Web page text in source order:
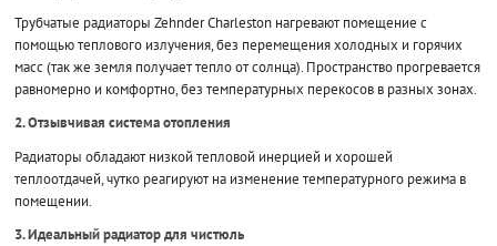
Трубчатые радиаторы Zehnder Charleston нагревают помещение с
помощью теплового излучения, без перемещения холодных и горячих
масс (так же земля получает тепло от солнца). Пространство прогревается
равномерно и комфортно, без температурных перекосов в разных зонах.
2. Отзывчивая система отопления
Радиаторы обладают низкой тепловой инерцией и хорошей
теплоотдачей, чутко реагируют на изменение температурного режима в
помещении.
3. Идеальный радиатор для чистюль